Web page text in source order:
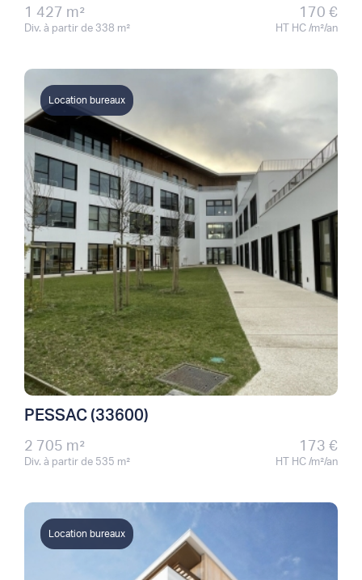
1 427 m²
Div. à partir de 338 m²
170 €
HT HC /m²/an
Location bureaux
PESSAC (33600)
2 705 m²
Div. à partir de 535 m²
173 €
HT HC /m²/an
Location bureaux